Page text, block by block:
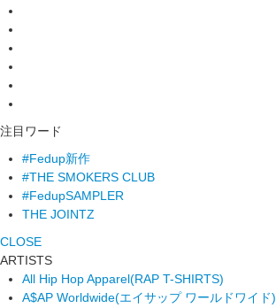
注目ワード
#Fedup新作
#THE SMOKERS CLUB
#FedupSAMPLER
THE JOINTZ
CLOSE
ARTISTS
All Hip Hop Apparel(RAP T-SHIRTS)
A$AP Worldwide(エイサップ ワールドワイド)